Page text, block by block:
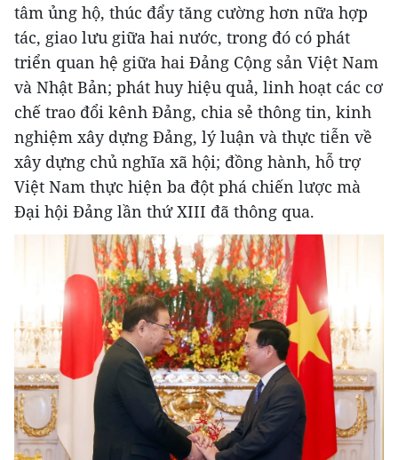
tâm ủng hộ, thúc đẩy tăng cường hơn nữa hợp
tác, giao lưu giữa hai nước, trong đó có phát
triển quan hệ giữa hai Đảng Cộng sản Việt Nam
và Nhật Bản; phát huy hiệu quả, linh hoạt các cơ
chế trao đổi kênh Đảng, chia sẻ thông tin, kinh
nghiệm xây dựng Đảng, lý luận và thực tiễn về
xây dựng chủ nghĩa xã hội; đồng hành, hỗ trợ
Việt Nam thực hiện ba đột phá chiến lược mà
Đại hội Đảng lần thứ XIII đã thông qua.